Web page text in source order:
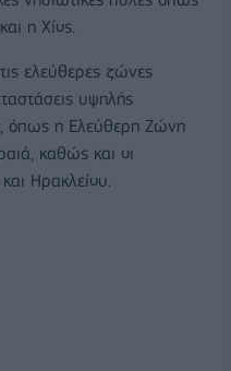
η Χίος.
ελεύθερες ζώνες
υψηλής
όπως η Ελεύθερη Ζώνη
καθώς και οι
Ηρακλείου.